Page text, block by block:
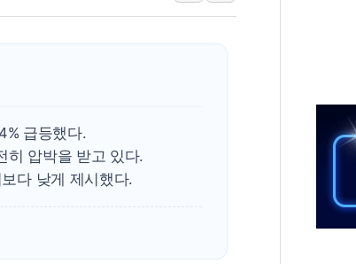
환율 100원 빠지면 현대차 영업익 2.2조 증발...
삼성전자, FMS 2026서 차세대 AI 메모리 기술
급등했다.
히 압박을 받고 있다.
다 낮게 제시했다.